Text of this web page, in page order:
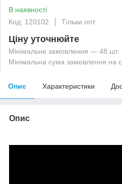
В наявності
Код: 120102
Тільки опт
Ціну уточнюйте
Мінімальне замовлення — 48 шт.
Мінімальна сума замовлення на
Опис Характеристики
Опис